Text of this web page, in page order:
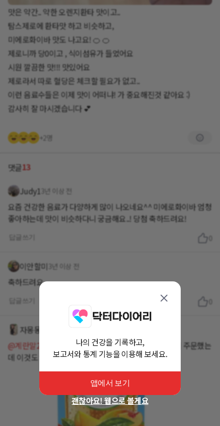
맛은 약간.. 약한 오렌지환타 맛이고..
탐스제로에 환타맛 하고 비슷하고,
미에로화이바 맛도 나고요! 🍊 🍊
제로니까 당0이고 , 식이섬유가 들었어요
시원 깔끔한 맛!!! 맛있어요
제로라서 따로 혈당은 체크할 필요가 없고..
이런 음료수들은 이제 맛이 어떠냐! 가 중요해진것 같아요 :)
감사히 잘 마시겠습니다 💕
+2명
댓글13
Judy1 3년 이상 전
요즘 건강한 음료가 다양하게 많이 나오네요^^ 미에로화이바 엄청
좋아하는데 맛이 비슷하다니 궁금해요..! 당첨 축하드려요!
이안할미 3년 이상 전
축하드려요
자몽몽
@계란말2
저 얼마전에 크리스탈라이트 피치레몬그린티 주문했는
데 이것도 얼른 먹어봐야하는데 ㅋㅋ
나의 건강을 기록하고,
보고서와 통계 기능을 이용해 보세요.
앱에서 보기
괜찮아요! 웹으로 볼게요